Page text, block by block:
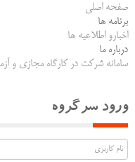
صفحه اصلی
برنامه ها
اخبارو اطلاعیه ها
درباره ما
سامانه شرکت در کارگاه مجازی و
ورود سرگروه